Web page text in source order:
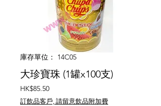
庫存單位： 14C05
大珍寶珠 (1罐x100支)
HK$85.50價
格
訂飲品客戶, 請留意飲品附加費